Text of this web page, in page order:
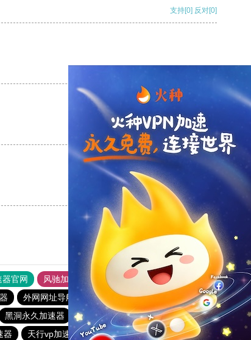
支持[0] 反对[0]
支持 [0] 反对 [0]
支持
器官网 风驰加速器
旋风加速器
外网网址导航 软件中心 雷霆加速
狂飙加速器
黑洞永久加速器
雷霆加器速
器 天行vp加速 快连vp加速器 outline